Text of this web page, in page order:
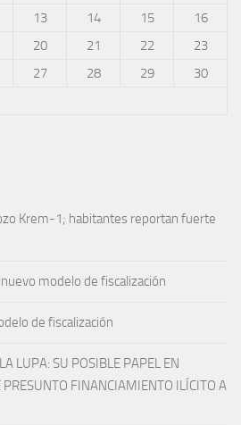
13 14 15
16
20 21 22
23
27 28 29
30
Krem-1; habitantes reportan fuerte
modelo de fiscalización
de fiscalización
LUPA: SU POSIBLE PAPEL EN
PRESUNTO FINANCIAMIENTO ILÍCITO A